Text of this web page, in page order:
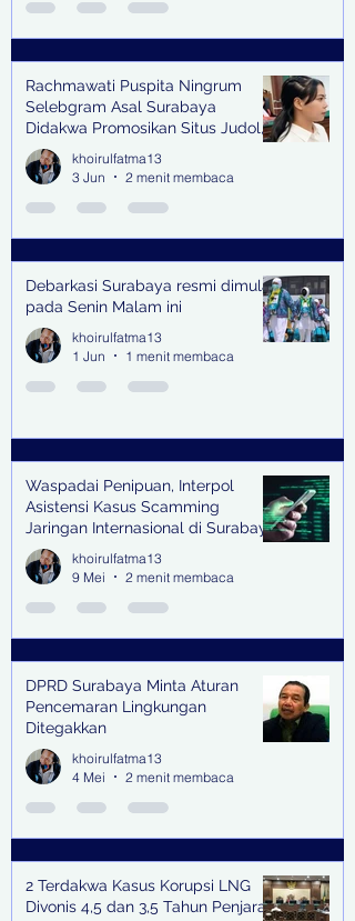
Rachmawati Puspita Ningrum
Selebgram Asal Surabaya
Didakwa Promosikan Situs Judol,
Raup Rp2 Juta dari Tiga Kali
Endorse
khoirulfatma13
3 Jun
2 menit membaca
Debarkasi Surabaya resmi dimulai
pada Senin Malam ini
khoirulfatma13
1 Jun
1 menit membaca
Waspadai Penipuan, Interpol
Asistensi Kasus Scamming
Jaringan Internasional di Surabaya
khoirulfatma13
9 Mei
2 menit membaca
DPRD Surabaya Minta Aturan
Pencemaran Lingkungan
Ditegakkan
khoirulfatma13
4 Mei
2 menit membaca
2 Terdakwa Kasus Korupsi LNG
Divonis 4,5 dan 3,5 Tahun Penjara